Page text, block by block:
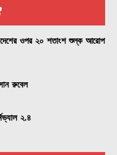
ওপর ২০ শতাংশ শুল্ক আরোপ
রুবেল
২.৪